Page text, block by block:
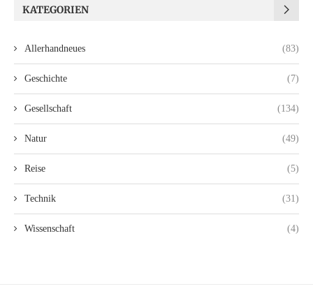
KATEGORIEN
Allerhandneues (83)
Geschichte (7)
Gesellschaft (134)
Natur (49)
Reise (5)
Technik (31)
Wissenschaft (4)